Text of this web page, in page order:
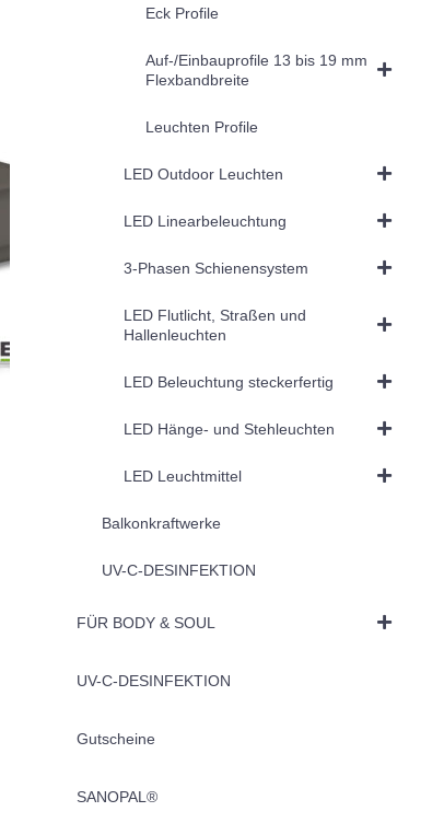
Eck Profile
Auf-/Einbauprofile 13 bis 19 mm
Flexbandbreite
Leuchten Profile
LED Outdoor Leuchten
LED Linearbeleuchtung
3-Phasen Schienensystem
LED Flutlicht, Straßen und
Hallenleuchten
LED Beleuchtung steckerfertig
LED Hänge- und Stehleuchten
LED Leuchtmittel
Balkonkraftwerke
UV-C-DESINFEKTION
FÜR BODY & SOUL
UV-C-DESINFEKTION
Gutscheine
SANOPAL®